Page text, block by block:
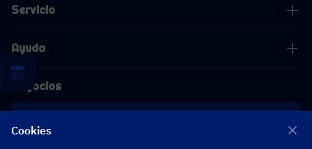
Servicio
Ayuda
Negocios
Cookies